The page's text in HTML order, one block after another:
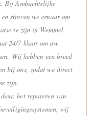
Bij Ambachtelijke
streven we ernaar om
te zijn in Wemmel.
24/7 klaar om uw
Wij hebben een breed
bij ons, zodat we direct
zijn.
het repareren van
wij